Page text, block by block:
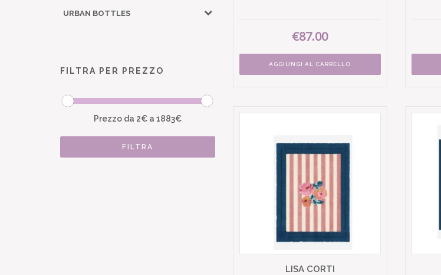
URBAN BOTTLES
FILTRA PER PREZZO
Prezzo da 2€ a 1883€
FILTRA
€87.00
AGGIUNGI AL CARRELLO
LISA CORTI